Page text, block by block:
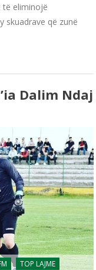
të eliminojë
skuadrave që zunë
Dalim Ndaj
TOP LAJME